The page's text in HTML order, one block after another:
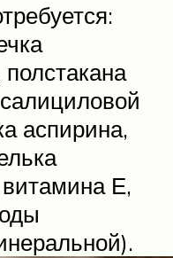
аспирина,
Е,